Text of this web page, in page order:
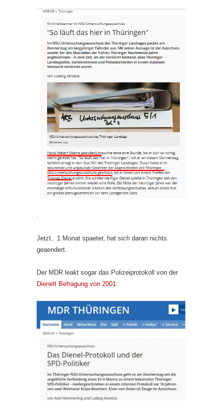
.
Jetzt, 1 Monat spaeter, hat sich daran nichts
geaendert.
Der MDR leakt sogar das Polizeiprotokoll von der
Dienelt Befragung von 2001: